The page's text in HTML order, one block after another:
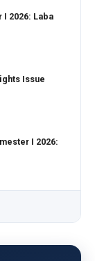
I 2026: Laba
Issue
I 2026: